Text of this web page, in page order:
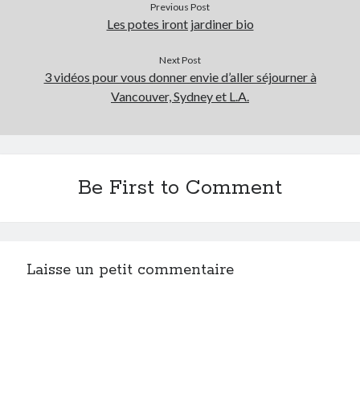
Previous Post
Les potes iront jardiner bio
Next Post
3 vidéos pour vous donner envie d’aller séjourner à
Vancouver, Sydney et L.A.
Be First to Comment
Laisse un petit commentaire